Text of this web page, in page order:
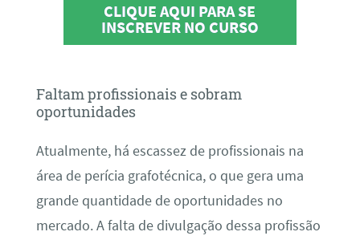
CLIQUE AQUI PARA SE
INSCREVER NO CURSO
Faltam profissionais e sobram
oportunidades
Atualmente, há escassez de profissionais na
área de perícia grafotécnica, o que gera uma
grande quantidade de oportunidades no
mercado. A falta de divulgação dessa profissão